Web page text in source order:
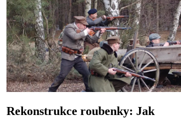
Rekonstrukce roubenky: Jak